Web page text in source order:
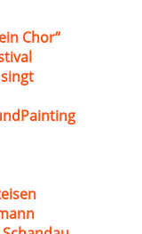
Chor“